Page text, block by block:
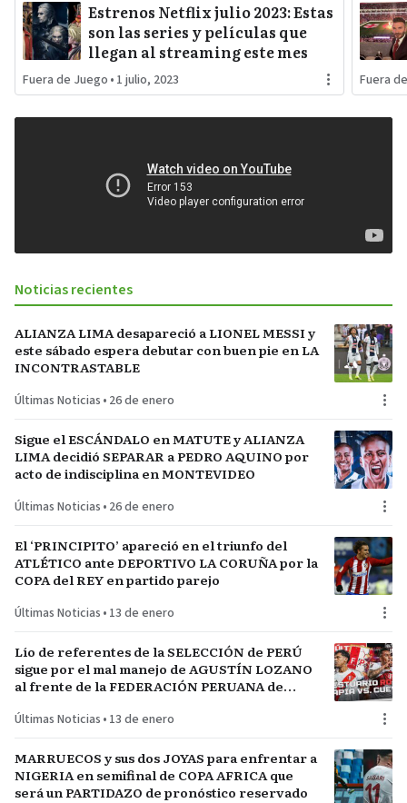
Estrenos Netflix julio 2023: Estas
son las series y películas que
llegan al streaming este mes
Fuera de Juego • 1 julio, 2023 Fuera
Noticias recientes
ALIANZA LIMA desapareció a LIONEL MESSI y
este sábado espera debutar con buen pie en LA
INCONTRASTABLE
Últimas Noticias • 26 de enero
Sigue el ESCÁNDALO en MATUTE y ALIANZA
LIMA decidió SEPARAR a PEDRO AQUINO por
acto de indisciplina en MONTEVIDEO
Últimas Noticias • 26 de enero
El ‘PRINCIPITO’ apareció en el triunfo del
ATLÉTICO ante DEPORTIVO LA CORUÑA por la
COPA del REY en partido parejo
Últimas Noticias • 13 de enero
Lío de referentes de la SELECCIÓN de PERÚ
sigue por el mal manejo de AGUSTÍN LOZANO
al frente de la FEDERACIÓN PERUANA de
Últimas Noticias • 13 de enero
MARRUECOS y sus dos JOYAS para enfrentar a
NIGERIA en semifinal de COPA AFRICA que
será un PARTIDAZO de pronóstico reservado